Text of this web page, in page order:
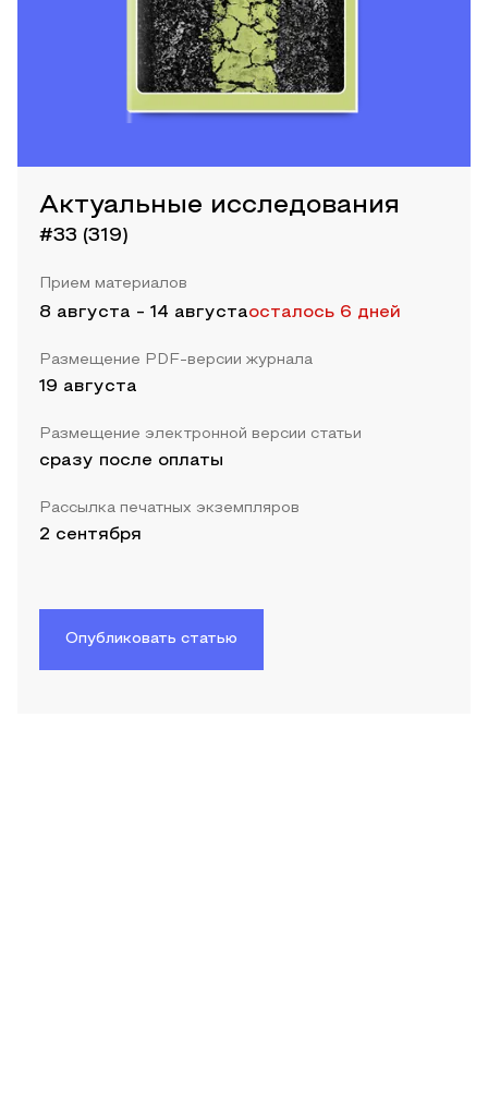
Актуальные исследования
#33 (319)
Прием материалов
8 августа - 14 августаосталось 6 дней
Размещение PDF-версии журнала
19 августа
Размещение электронной версии статьи
сразу после оплаты
Рассылка печатных экземпляров
2 сентября
Опубликовать статью